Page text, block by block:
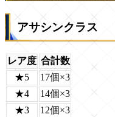
アサシンクラス
レア度 合計数
★5
17個×3
★4
14個×3
★3
12個×3